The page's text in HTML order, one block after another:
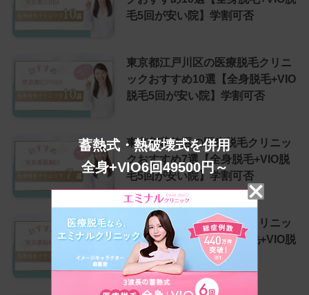
毛5回が安い院】学割可否
東京都江戸川区の医療脱毛クリニ
ックおすすめ10選【全身脱毛+VIO
脱毛5回が安い院】学割可否
東京都葛飾区の医療脱毛クリニッ
クおすすめ7選【全身脱毛+VIO脱
毛5回が安い院】学割可否
東京都板橋区の医療脱毛クリニッ
クおすすめ10選【全身脱毛+VIO脱
毛5回が安い院】学割可否
蓄熱式・熱破壊式を併用
全身+VIO6回49500円～